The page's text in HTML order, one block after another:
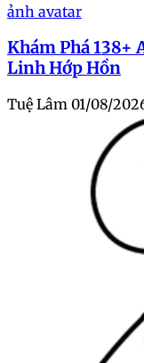
ảnh avatar
Khám Phá 138+
Linh Hớp Hồn
Tuệ Lâm 01/08/